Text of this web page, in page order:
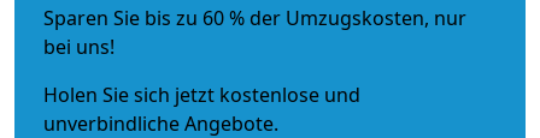
Sparen Sie bis zu 60 % der Umzugskosten, nur
bei uns!
Holen Sie sich jetzt kostenlose und
unverbindliche Angebote.